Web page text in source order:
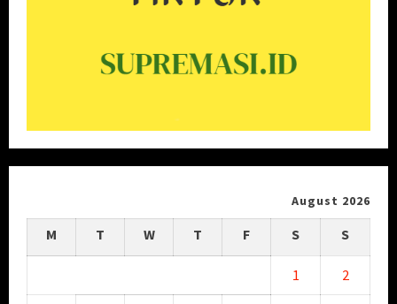
August 2026
M T W T F S S
1 2